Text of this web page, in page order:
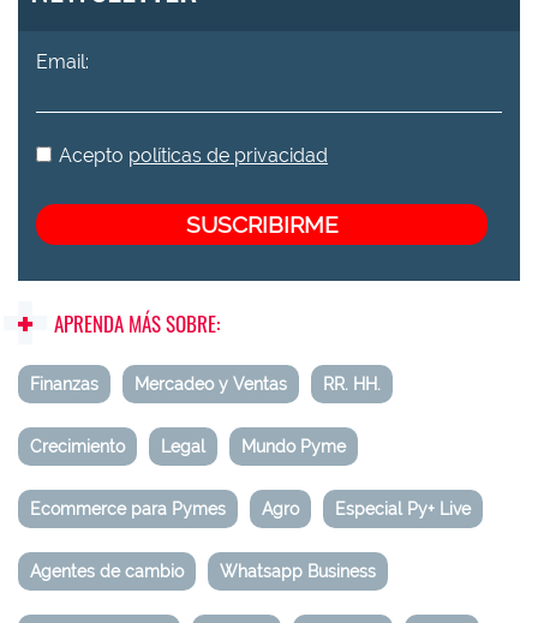
Email:
Acepto políticas de privacidad
APRENDA MÁS SOBRE:
Finanzas Mercadeo y Ventas RR. HH.
Crecimiento Legal Mundo Pyme
Ecommerce para Pymes Agro Especial Py+ Live
Agentes de cambio Whatsapp Business